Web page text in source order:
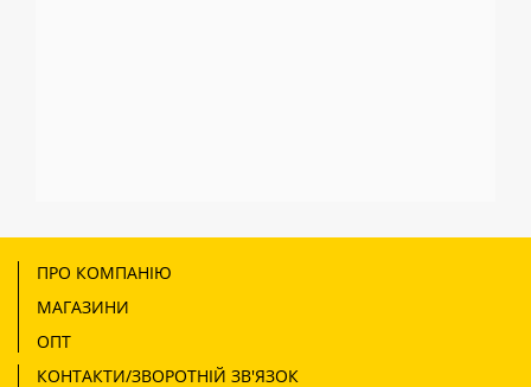
ПРО КОМПАНІЮ
МАГАЗИНИ
ОПТ
КОНТАКТИ/ЗВОРОТНІЙ ЗВ'ЯЗОК